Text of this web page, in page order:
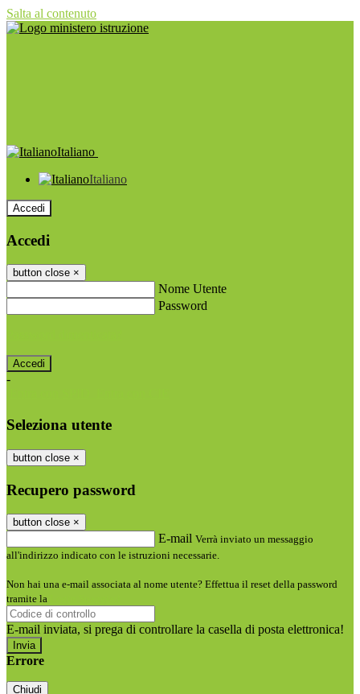
Salta al contenuto
Italiano
Italiano
Accedi
Accedi
button close ×
Nome Utente
Password
-
Seleziona utente
button close ×
Recupero password
button close ×
E-mail Verrà inviato un messaggio
all'indirizzo indicato con le istruzioni necessarie.
Non hai una e-mail associata al nome utente? Effettua il reset della password
tramite la
E-mail inviata, si prega di controllare la casella di posta elettronica!
Errore
Chiudi